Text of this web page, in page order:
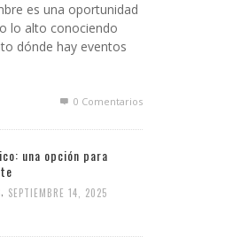
es una oportunidad
lo alto conociendo
dónde hay eventos
0 Comentarios
una opción para
SEPTIEMBRE 14, 2025